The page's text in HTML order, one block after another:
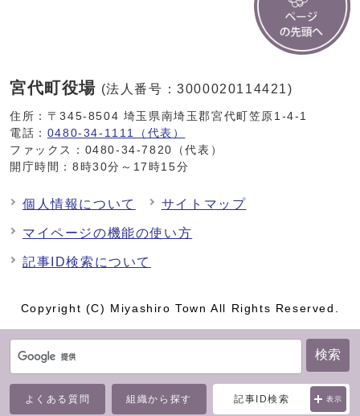
検索
よくある質問 組織から探す 記事ID検索 表示
宮代町役場 (法人番号：3000020114421)
住所：〒345-8504 埼玉県南埼玉郡宮代町笠原1-4-1
電話： 0480-34-1111（代表）
ファックス：0480-34-7820（代表）
開庁時間：8時30分～17時15分
個人情報について サイトマップ
マイページの機能の使い方
記事ID検索について
Copyright (C) Miyashiro Town All Rights Reserved.